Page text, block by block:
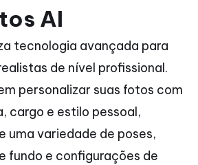
AI
tecnologia avançada para
de nível profissional.
personalizar suas fotos com
cargo e estilo pessoal,
uma variedade de poses,
fundo e configurações de